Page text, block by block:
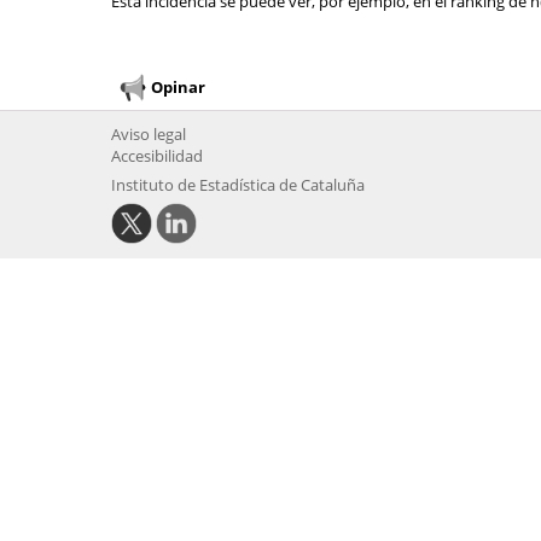
Opinar
Aviso legal
Accesibilidad
Instituto de Estadística de Cataluña